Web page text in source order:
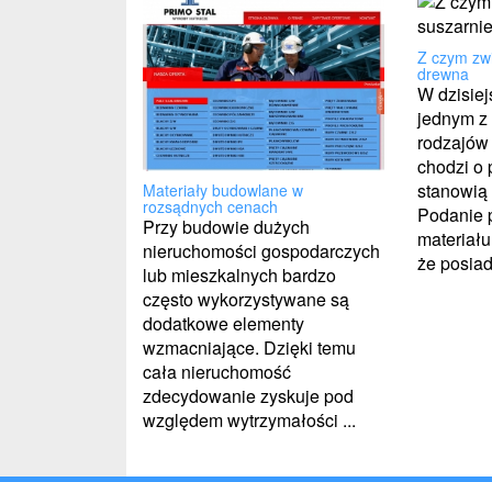
Materiały budowlane w
rozsądnych cenach
Przy budowie dużych
nieruchomości gospodarczych
lub mieszkalnych bardzo
często wykorzystywane są
dodatkowe elementy
wzmacniające. Dzięki temu
cała nieruchomość
zdecydowanie zyskuje pod
względem wytrzymałości ...
Z czym
drewna
W
jednym
chodzi o
Podanie
że